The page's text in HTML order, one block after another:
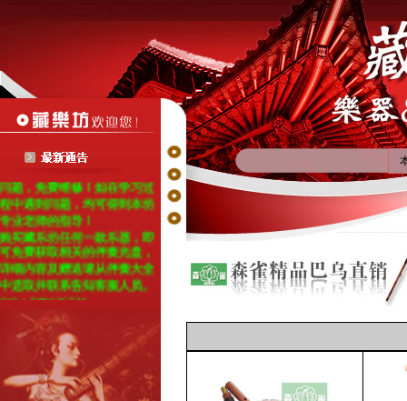
藏乐坊现成为国内乐器知名品
牌-森雀牌的网络指定经销
商！凡在本站购买的森雀乐
器，如7天内出现质量问题，
担)；如在三个月内出现质量
程中遇到问题，均可得到本坊
专业老师的指导！
购买藏乐坊任何一款乐器，即
可免费获取相关的伴奏光盘，
详细内容及赠送请从伴奏大全
中选取并联系告知客服人员。
QQ：709626734